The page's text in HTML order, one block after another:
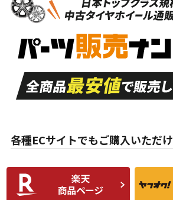
S
品）
S
A
走行距離も少なく、
目立つ傷もほとんど
ない中古品
A
な中古品
C
比較的きれいな中古
品
C
各種ECサイトでもご購入いただ